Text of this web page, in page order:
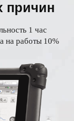
причин
1 час
на работы 10%